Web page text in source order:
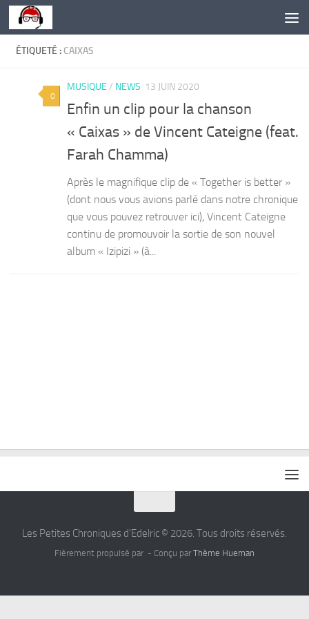
Skip to content
ÉTIQUETÉ : CAIXAS
0
MUSIQUE / NEWS 13 JUIN 2020
Enfin un clip pour la chanson
« Caixas » de Vincent Cateigne (feat.
Farah Chamma)
Après le magnifique clip de « Together is better »
(dont nous vous avions parlé dans notre chronique
que vous pouvez retrouver ici), Vincent Cateigne
continu de promouvoir la sortie de son nouvel
album « Izipizi » (à...
Les Petites Chroniques d'Edelric © 2026. Tous droits réservés.
Fièrement propulsé par - Conçu par Thème Hueman